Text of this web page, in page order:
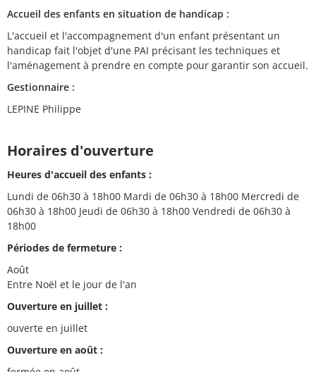
Accueil des enfants en situation de handicap :
L'accueil et l'accompagnement d'un enfant présentant un
handicap fait l'objet d'une PAI précisant les techniques et
l'aménagement à prendre en compte pour garantir son accueil.
Gestionnaire :
LEPINE Philippe
Horaires d'ouverture
Heures d'accueil des enfants :
Lundi de 06h30 à 18h00 Mardi de 06h30 à 18h00 Mercredi de
06h30 à 18h00 Jeudi de 06h30 à 18h00 Vendredi de 06h30 à
18h00
Périodes de fermeture :
Août
Entre Noël et le jour de l'an
Ouverture en juillet :
ouverte en juillet
Ouverture en août :